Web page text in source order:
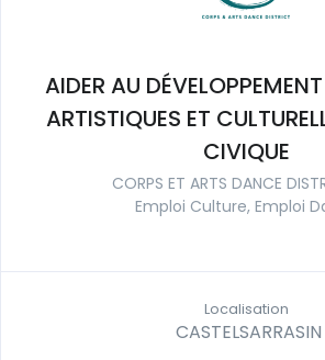
AIDER AU
ARTISTIQUES ET
CIVIQUE
CORPS ET ARTS DANCE
Emploi Culture, Emploi
Localisation
CASTELSARRASIN